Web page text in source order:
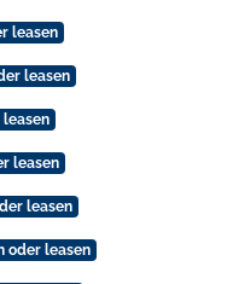
leasen
leasen
leasen
leasen
leasen
oder leasen